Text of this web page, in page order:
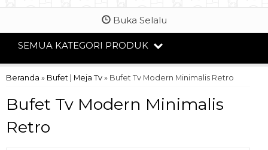
Buka Selalu
SEMUA KATEGORI PRODUK
Beranda » Bufet | Meja Tv » Bufet Tv Modern Minimalis Retro
Bufet Tv Modern Minimalis
Retro